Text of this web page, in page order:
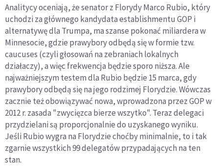
Analitycy oceniają, że senator z Florydy Marco Rubio, który
uchodzi za głównego kandydata establishmentu GOP i
alternatywę dla Trumpa, ma szanse pokonać miliardera w
Minnesocie, gdzie prawybory odbędą się w formie tzw.
caucuses (czyli głosowań na zebraniach lokalnych
działaczy), a więc frekwencja będzie sporo niższa. Ale
najważniejszym testem dla Rubio będzie 15 marca, gdy
prawybory odbędą się na jego rodzimej Florydzie. Wówczas
zacznie też obowiązywać nowa, wprowadzona przez GOP w
2012 r. zasada "zwycięzca bierze wszytko". Teraz delegaci
przydzielani są proporcjonalnie do uzyskanego wyniku.
Jeśli Rubio wygra na Florydzie choćby minimalnie, to i tak
zgarnie wszystkich 99 delegatów przypadających na ten
stan.